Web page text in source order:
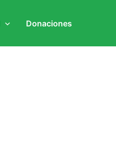
Donaciones